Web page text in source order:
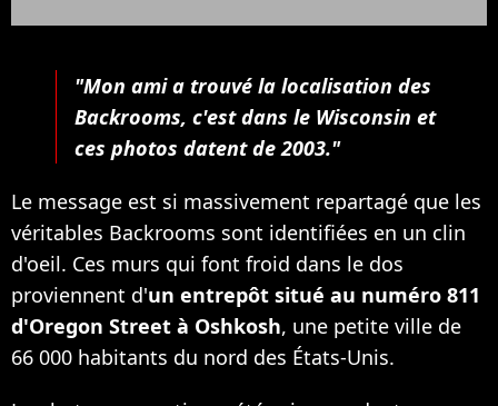
"Mon ami a trouvé la localisation des
Backrooms, c'est dans le Wisconsin et
ces photos datent de 2003."
Le message est si massivement repartagé que les
véritables Backrooms sont identifiées en un clin
d'oeil. Ces murs qui font froid dans le dos
proviennent d'un entrepôt situé au numéro 811
d'Oregon Street à Oshkosh, une petite ville de
66 000 habitants du nord des États-Unis.